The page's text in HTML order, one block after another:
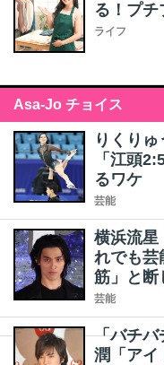
る！プ
ライフ
Asa-Jo チョイス
りくり
「江頭
るワケ
芸能
横浜流星
れでも芸
筋」と断
芸能
「バチ
潤「アイ